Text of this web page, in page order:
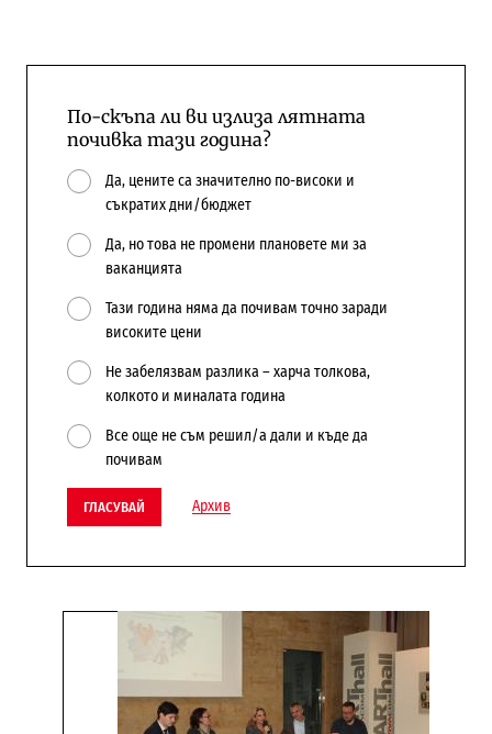
По-скъпа ли ви излиза лятната
почивка тази година?
Да, цените са значително по-високи и
съкратих дни/бюджет
Да, но това не промени плановете ми за
ваканцията
Тази година няма да почивам точно заради
високите цени
Не забелязвам разлика – харча толкова,
колкото и миналата година
Все още не съм решил/а дали и къде да
почивам
ГЛАСУВАЙ Архив